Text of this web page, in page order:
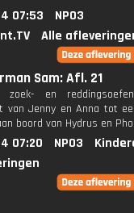
07:53
NPO3
Alle
Sam: Afl. 21
zoek- en
van Jenny en Anna tot
boord van Hydrus en
07:20 NPO3